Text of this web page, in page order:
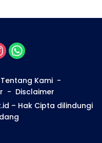
Tentang Kami
Disclaimer
– Hak Cipta dilindungi